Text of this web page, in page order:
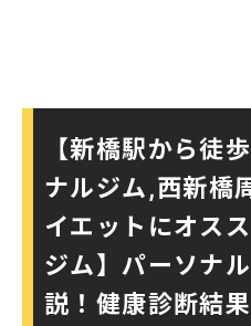
【新橋駅から徒
ナルジム,西新橋
イエットにオス
ジム】パーソナ
説！健康診断結